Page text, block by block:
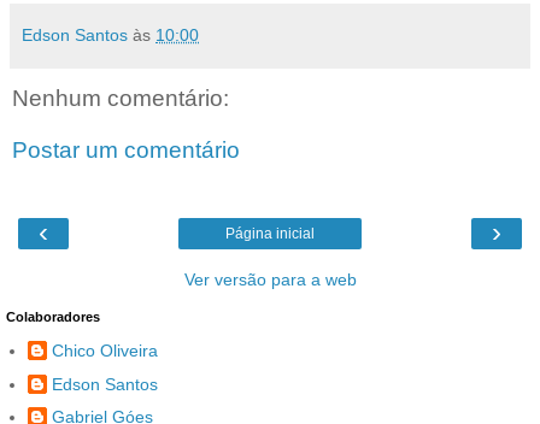
Edson Santos às 10:00
Nenhum comentário:
Postar um comentário
‹ ›
Página inicial
Ver versão para a web
Colaboradores
Chico Oliveira
Edson Santos
Gabriel Góes